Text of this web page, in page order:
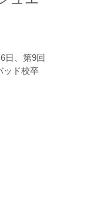
日、第9回
ッド校卒